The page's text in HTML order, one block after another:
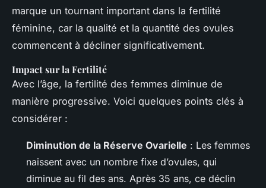
marque un tournant important dans la fertilité
féminine, car la qualité et la quantité des ovules
commencent à décliner significativement.
Impact sur la Fertilité
Avec l’âge, la fertilité des femmes diminue de
manière progressive. Voici quelques points clés à
considérer :
Diminution de la Réserve Ovarielle : Les femmes
naissent avec un nombre fixe d’ovules, qui
diminue au fil des ans. Après 35 ans, ce déclin